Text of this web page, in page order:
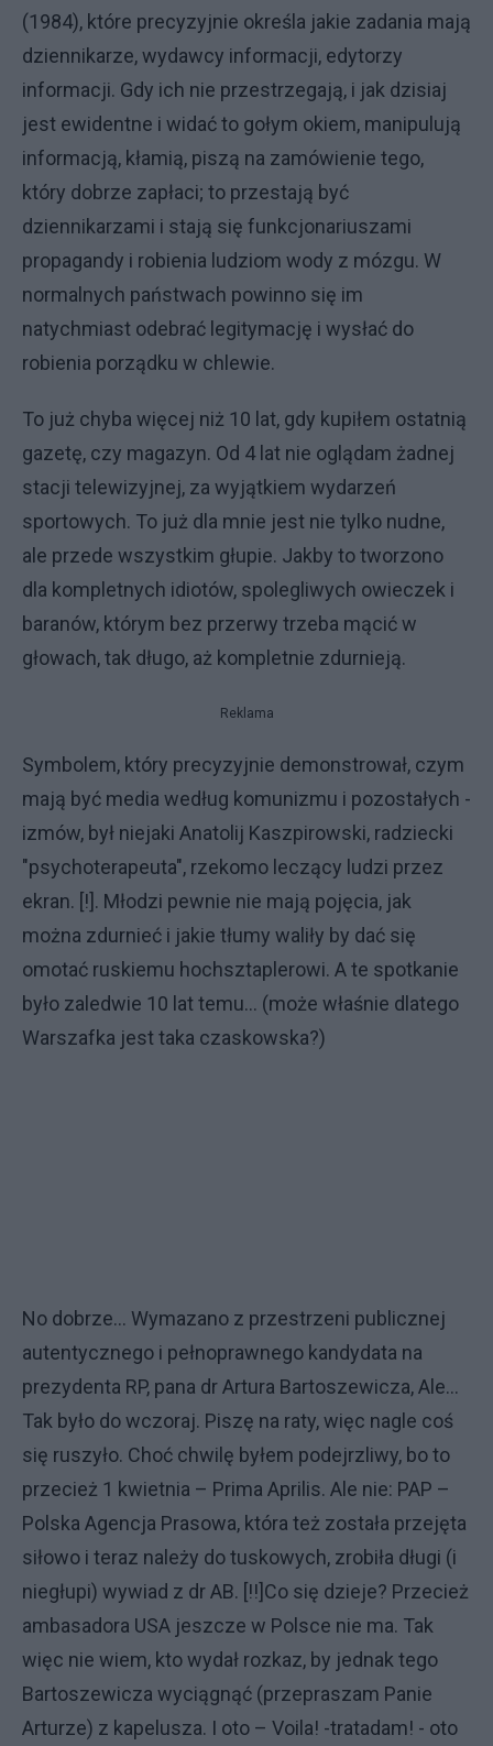
(1984), które precyzyjnie określa jakie zadania mają
dziennikarze, wydawcy informacji, edytorzy
informacji. Gdy ich nie przestrzegają, i jak dzisiaj
jest ewidentne i widać to gołym okiem, manipulują
informacją, kłamią, piszą na zamówienie tego,
który dobrze zapłaci; to przestają być
dziennikarzami i stają się funkcjonariuszami
propagandy i robienia ludziom wody z mózgu. W
normalnych państwach powinno się im
natychmiast odebrać legitymację i wysłać do
robienia porządku w chlewie.
To już chyba więcej niż 10 lat, gdy kupiłem ostatnią
gazetę, czy magazyn. Od 4 lat nie oglądam żadnej
stacji telewizyjnej, za wyjątkiem wydarzeń
sportowych. To już dla mnie jest nie tylko nudne,
ale przede wszystkim głupie. Jakby to tworzono
dla kompletnych idiotów, spolegliwych owieczek i
baranów, którym bez przerwy trzeba mącić w
głowach, tak długo, aż kompletnie zdurnieją.
Reklama
Symbolem, który precyzyjnie demonstrował, czym
mają być media według komunizmu i pozostałych -
izmów, był niejaki Anatolij Kaszpirowski, radziecki
"psychoterapeuta", rzekomo leczący ludzi przez
ekran. [!]. Młodzi pewnie nie mają pojęcia, jak
można zdurnieć i jakie tłumy waliły by dać się
omotać ruskiemu hochsztaplerowi. A te spotkanie
było zaledwie 10 lat temu... (może właśnie dlatego
Warszafka jest taka czaskowska?)
No dobrze... Wymazano z przestrzeni publicznej
autentycznego i pełnoprawnego kandydata na
prezydenta RP, pana dr Artura Bartoszewicza, Ale...
Tak było do wczoraj. Piszę na raty, więc nagle coś
się ruszyło. Choć chwilę byłem podejrzliwy, bo to
przecież 1 kwietnia – Prima Aprilis. Ale nie: PAP –
Polska Agencja Prasowa, która też została przejęta
siłowo i teraz należy do tuskowych, zrobiła długi (i
niegłupi) wywiad z dr AB. [!!]Co się dzieje? Przecież
ambasadora USA jeszcze w Polsce nie ma. Tak
więc nie wiem, kto wydał rozkaz, by jednak tego
Bartoszewicza wyciągnąć (przepraszam Panie
Arturze) z kapelusza. I oto – Voila! -tratadam! - oto